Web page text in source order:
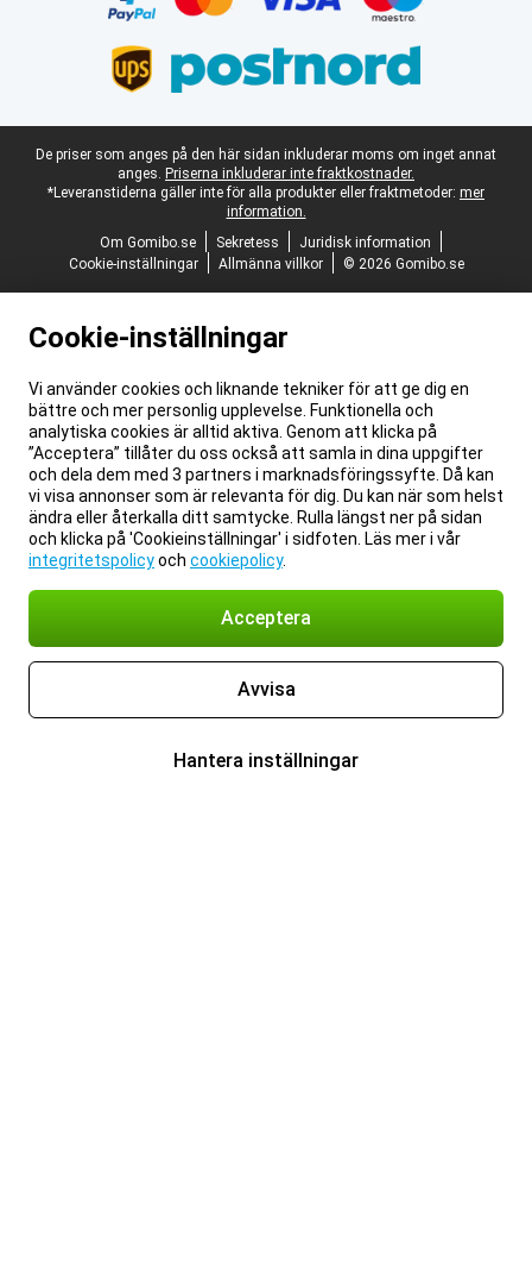
Juridisk fotnot
De priser som anges på den här sidan inkluderar moms om inget annat
anges. Priserna inkluderar inte fraktkostnader.
*Leveranstiderna gäller inte för alla produkter eller fraktmetoder: mer
information.
Om Gomibo.se
Sekretess
Juridisk information
Cookie-inställningar
Allmänna villkor © 2026 Gomibo.se
Cookie-inställningar
Vi använder cookies och liknande tekniker för att ge dig en
bättre och mer personlig upplevelse. Funktionella och
analytiska cookies är alltid aktiva. Genom att klicka på
”Acceptera” tillåter du oss också att samla in dina uppgifter
och dela dem med 3 partners i marknadsföringssyfte. Då kan
vi visa annonser som är relevanta för dig. Du kan när som helst
ändra eller återkalla ditt samtycke. Rulla längst ner på sidan
och klicka på 'Cookieinställningar' i sidfoten. Läs mer i vår
integritetspolicyoch cookiepolicy.
Acceptera
Avvisa
Hantera inställningar